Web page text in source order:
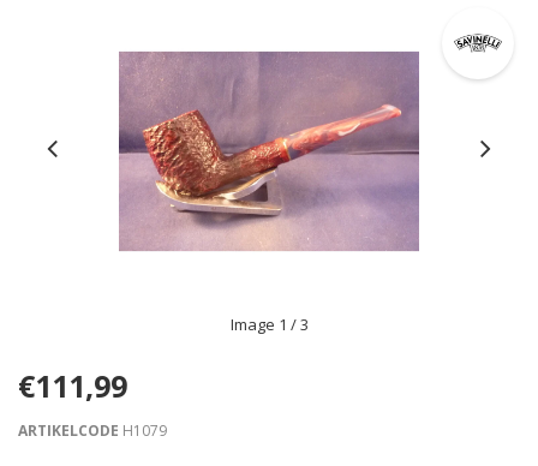
Image 1 / 3
€111,99
ARTIKELCODE H1079